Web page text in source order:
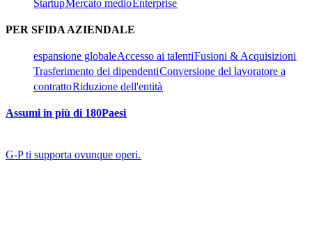
Startup​​Mercato medio​​ Enterprise​​
PER SFIDA AZIENDALE​​
espansione globale​​Accesso ai talenti​​Fusioni & Acquisizioni​​
Trasferimento dei dipendenti​​Conversione del lavoratore a
contratto​​Riduzione dell'entità​​
Assumi in più di 180Paesi​​
G-P ti supporta ovunque operi.​​